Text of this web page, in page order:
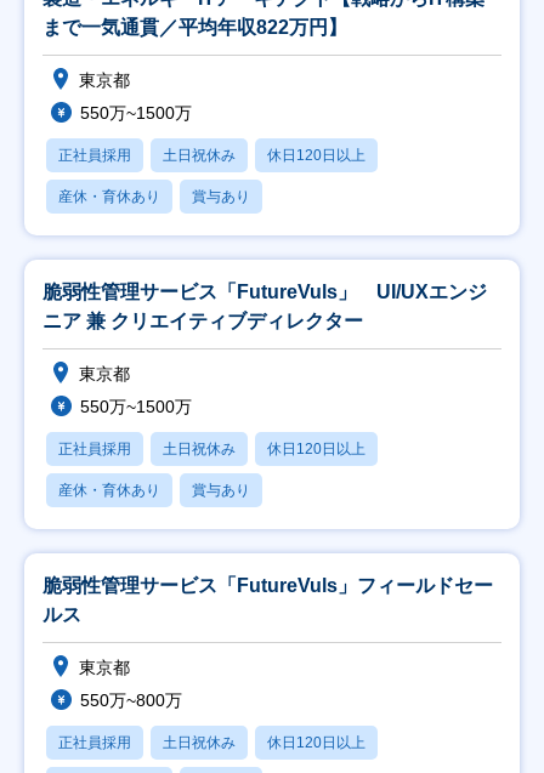
まで一気通貫／平均年収822万円】
東京都
550万~1500万
正社員採用 土日祝休み 休日120日以上
産休・育休あり 賞与あり
脆弱性管理サービス「FutureVuls」 UI/UXエンジ
ニア 兼 クリエイティブディレクター
東京都
550万~1500万
正社員採用 土日祝休み 休日120日以上
産休・育休あり 賞与あり
脆弱性管理サービス「FutureVuls」フィールドセー
ルス
東京都
550万~800万
正社員採用 土日祝休み 休日120日以上